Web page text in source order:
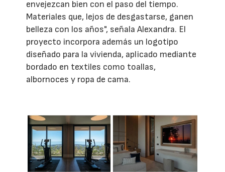
envejezcan bien con el paso del tiempo.
Materiales que, lejos de desgastarse, ganen
belleza con los años", señala Alexandra. El
proyecto incorpora además un logotipo
diseñado para la vivienda, aplicado mediante
bordado en textiles como toallas,
albornoces y ropa de cama.